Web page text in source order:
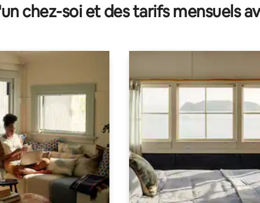
chez-soi et des tarifs mensuels